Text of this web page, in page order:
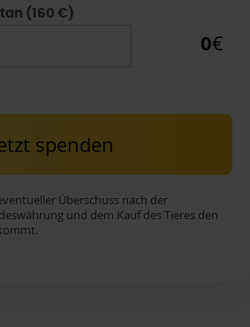
(160 €)
0€
spenden
Überschuss nach der
und dem Kauf des Tieres den